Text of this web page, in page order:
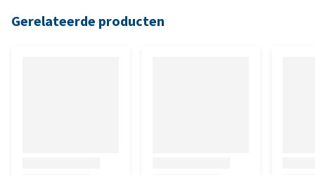
Gerelateerde producten